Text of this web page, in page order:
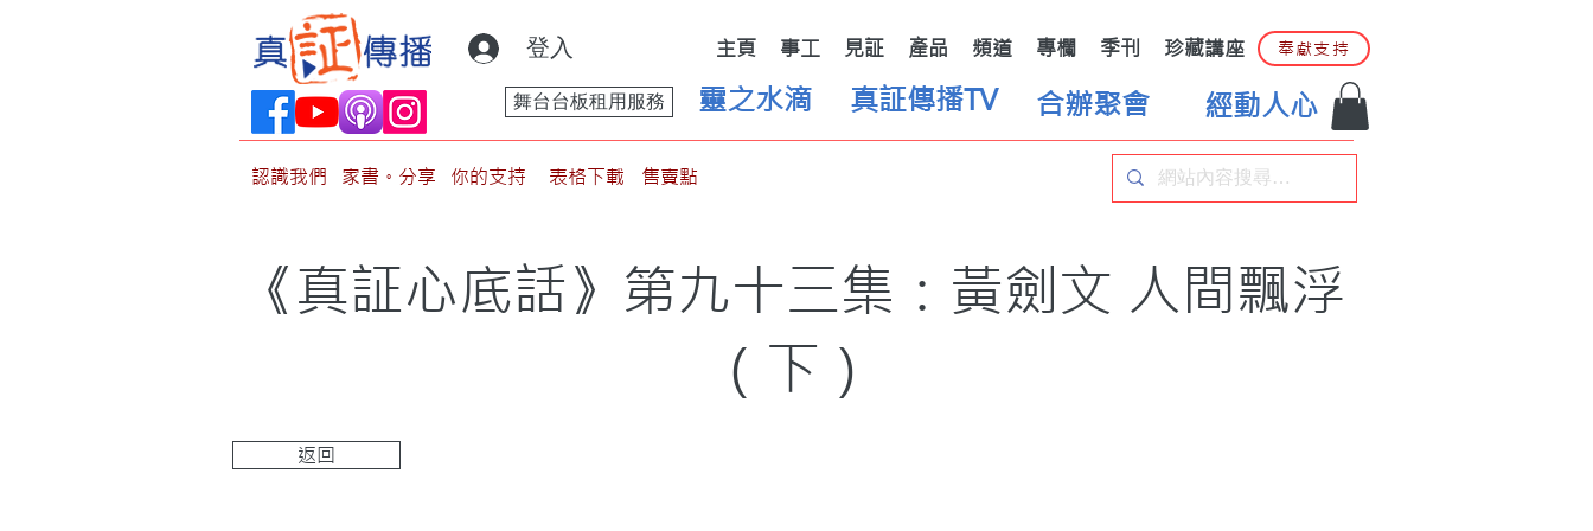
登入 主頁 事工 見証 產品 頻道 專欄 季刊 珍藏講座 奉獻支持
靈之水滴
舞台台板租用服務 真証傳播TV 合辦聚會 經動人心
認識我們 家書。分享 你的支持 表格下載 售賣點
《真証心底話》第九十三集：黃劍文 人間飄浮
（下）
返回